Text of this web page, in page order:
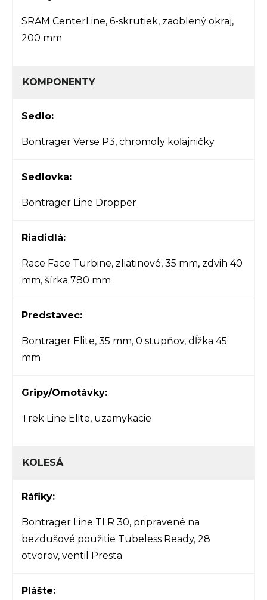
SRAM CenterLine, 6-skrutiek, zaoblený okraj,
200 mm
KOMPONENTY
Sedlo:
Bontrager Verse P3, chromoly koľajničky
Sedlovka:
Bontrager Line Dropper
Riadidlá:
Race Face Turbine, zliatinové, 35 mm, zdvih 40
mm, šírka 780 mm
Predstavec:
Bontrager Elite, 35 mm, 0 stupňov, dĺžka 45
mm
Gripy/Omotávky:
Trek Line Elite, uzamykacie
KOLESÁ
Ráfiky:
Bontrager Line TLR 30, pripravené na
bezdušové použitie Tubeless Ready, 28
otvorov, ventil Presta
Plášte: